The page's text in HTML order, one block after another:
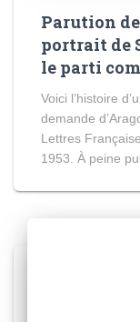
Parution
portrait de
le parti
Voici l’histoire
demande
Lettres
1953. À peine